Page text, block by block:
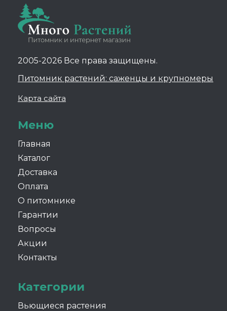
2005-2026 Все права защищены.
Питомник растений: саженцы и крупномеры
Карта сайта
Меню
Главная
Каталог
Доставка
Оплата
О питомнике
Гарантии
Вопросы
Акции
Контакты
Категории
Вьющиеся растения